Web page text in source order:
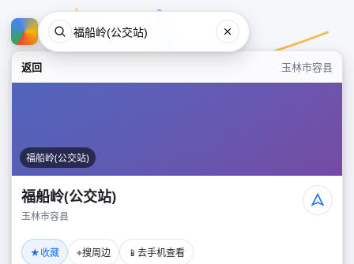
返回 玉林市容县
福船岭(公交站)
福船岭(公交站)
玉林市容县
★收藏 ⌖搜周边 📱 去手机查看